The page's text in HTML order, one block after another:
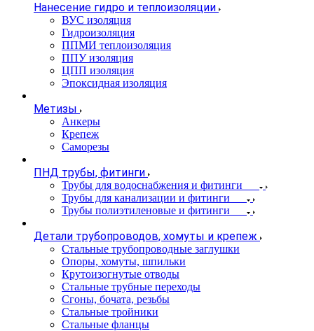
Нанесение гидро и теплоизоляции
ВУС изоляция
Гидроизоляция
ППМИ теплоизоляция
ППУ изоляция
ЦПП изоляция
Эпоксидная изоляция
Метизы
Анкеры
Крепеж
Саморезы
ПНД трубы, фитинги
Трубы для водоснабжения и фитинги
Трубы для канализации и фитинги
Трубы полиэтиленовые и фитинги
Детали трубопроводов, хомуты и крепеж
Стальные трубопроводные заглушки
Опоры, хомуты, шпильки
Крутоизогнутые отводы
Стальные трубные переходы
Сгоны, бочата, резьбы
Стальные тройники
Стальные фланцы